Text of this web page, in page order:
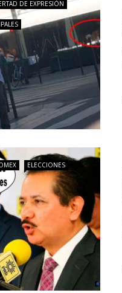
DE EXPRESIÓN
ELECCIONES